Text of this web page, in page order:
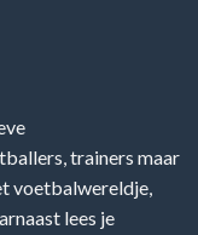
trainers maar
voetbalwereldje,
lees je